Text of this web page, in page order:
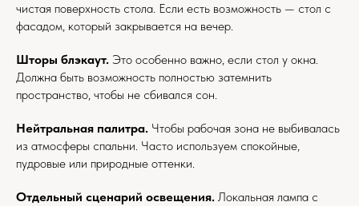
чистая поверхность стола. Если есть возможность — стол с
фасадом, который закрывается на вечер.
Шторы блэкаут. Это особенно важно, если стол у окна.
Должна быть возможность полностью затемнить
пространство, чтобы не сбивался сон.
Нейтральная палитра. Чтобы рабочая зона не выбивалась
из атмосферы спальни. Часто используем спокойные,
пудровые или природные оттенки.
Отдельный сценарий освещения. Локальная лампа с